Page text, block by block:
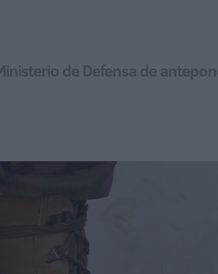
de Defensa de